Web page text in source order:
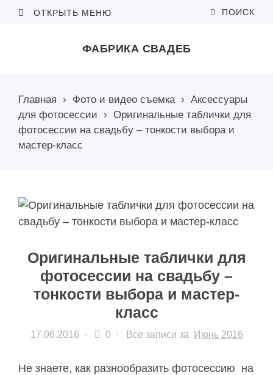
ОТКРЫТЬ МЕНЮ ПОИСК
ФАБРИКА СВАДЕБ
Главная › Фото и видео съемка› Аксессуары
для фотосессии › Оригинальные таблички для
фотосессии на свадьбу – тонкости выбора и
мастер-класс
Оригинальные таблички для
фотосессии на свадьбу –
тонкости выбора и мастер-
класс
17.06.2016 · 0 · Все записи за Июнь 2016
Не знаете, как разнообразить фотосессию на